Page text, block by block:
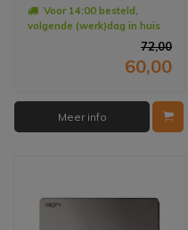
Voor 14:00 besteld,
volgende (werk)dag in huis
72,00
60,00
Meer info